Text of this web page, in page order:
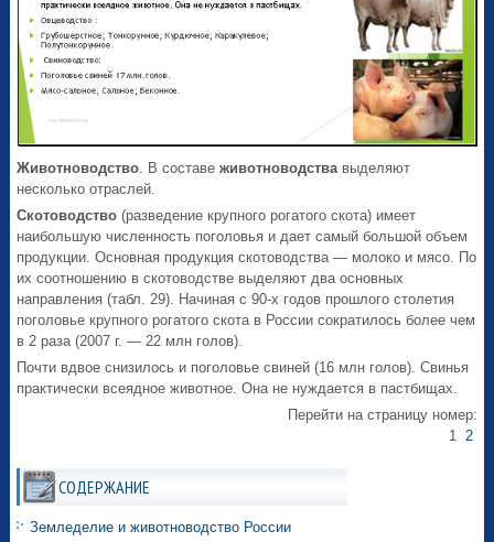
Животноводство. В составеживотноводствавыделяют
несколько отраслей.
Скотоводство (разведение крупного рогатого скота) имеет
наибольшую численность поголовья и дает самый большой объем
продукции. Основная продукция скотоводства — молоко и мясо. По
их соотношению в скотоводстве выделяют два основных
направления (табл. 29). Начиная с 90-х годов прошлого столетия
поголовье крупного рогатого скота в России сократилось более чем
в 2 раза (2007 г. — 22 млн голов).
Почти вдвое снизилось и поголовье свиней (16 млн голов). Свинья
практически всеядное животное. Она не нуждается в пастбищах.
Перейти на страницу номер:
1 2
СОДЕРЖАНИЕ
Земледелие и животноводство России